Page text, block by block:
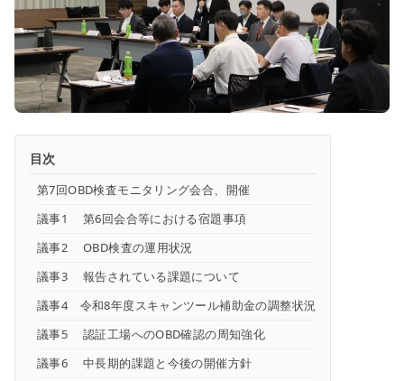
目次
第7回OBD検査モニタリング会合、開催
議事1 第6回会合等における宿題事項
議事2 OBD検査の運用状況
議事3 報告されている課題について
議事4 令和8年度スキャンツール補助金の調整状況
議事5 認証工場へのOBD確認の周知強化
議事6 中長期的課題と今後の開催方針